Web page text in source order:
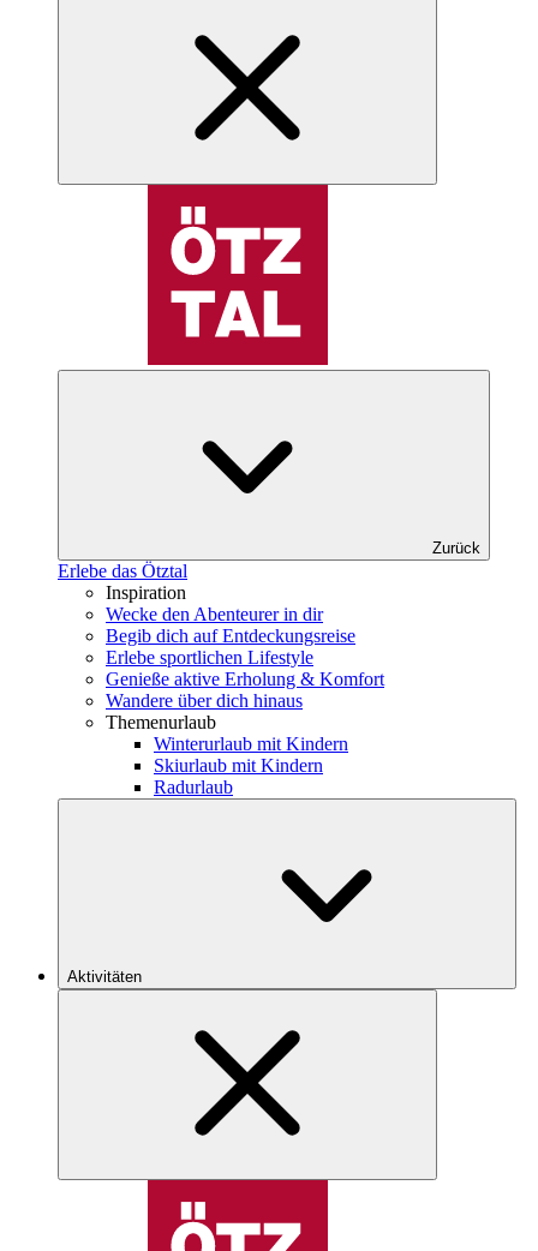
Zurück
Erlebe das Ötztal
Inspiration
Wecke den Abenteurer in dir
Begib dich auf Entdeckungsreise
Erlebe sportlichen Lifestyle
Genieße aktive Erholung & Komfort
Wandere über dich hinaus
Themenurlaub
Winterurlaub mit Kindern
Skiurlaub mit Kindern
Radurlaub
Aktivitäten